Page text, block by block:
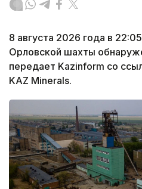
8 августа 2026 года в
Орловской шахты
передает Kazinform со
KAZ Minerals.